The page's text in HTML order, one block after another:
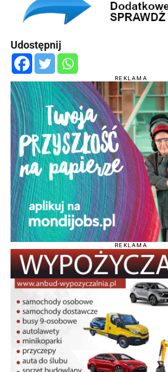
Udostępnij
REKLAMA
REKLAMA